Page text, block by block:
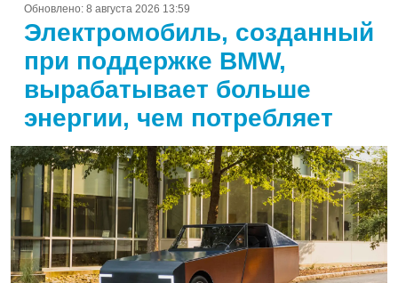
Обновлено: 8 августа 2026 13:59
Электромобиль, созданный
при поддержке BMW,
вырабатывает больше
энергии, чем потребляет